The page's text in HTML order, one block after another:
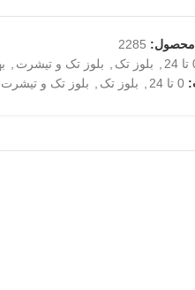
2285
بلوز تک بلوز تک و تیشرت
0 تا 24 بلوز تک بلوز تک و تیشرت